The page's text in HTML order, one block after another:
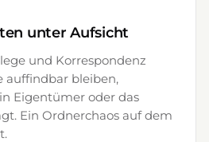
unter Aufsicht
und Korrespondenz
auffindbar bleiben,
Eigentümer oder das
Ein Ordnerchaos auf dem